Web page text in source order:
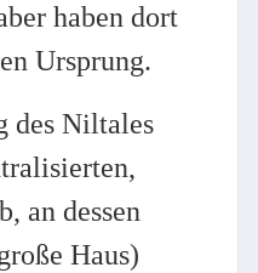
haben dort
Ursprung.
des Niltales
an dessen
Haus)